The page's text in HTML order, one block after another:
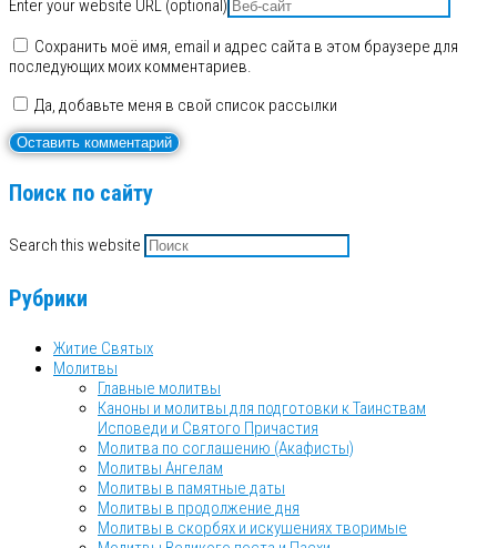
Enter your website URL (optional)
Сохранить моё имя, email и адрес сайта в этом браузере для
последующих моих комментариев.
Да, добавьте меня в свой список рассылки
Поиск по сайту
Search this website
Рубрики
Житие Святых
Молитвы
Главные молитвы
Каноны и молитвы для подготовки к Таинствам
Исповеди и Святого Причастия
Молитва по соглашению (Акафисты)
Молитвы Ангелам
Молитвы в памятные даты
Молитвы в продолжение дня
Молитвы в скорбях и искушениях творимые